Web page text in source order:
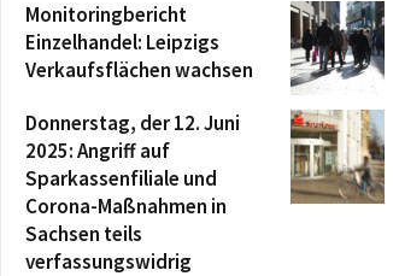
Monitoringbericht
Einzelhandel: Leipzigs
Verkaufsflächen wachsen
Donnerstag, der 12. Juni
2025: Angriff auf
Sparkassenfiliale und
Corona-Maßnahmen in
Sachsen teils
verfassungswidrig